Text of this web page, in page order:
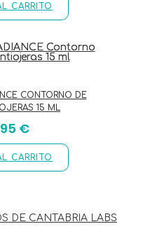
CARRITO
CONTORNO DE
15 ML
€
CARRITO
DE CANTABRIA LABS